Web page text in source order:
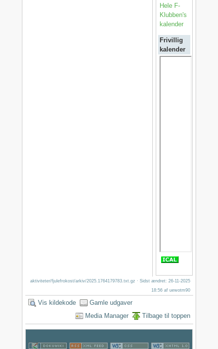
Hele F-
Klubben's
kalender
Frivillig
kalender
aktiviteter/fjulefrokost/arkiv/2025.1764179783.txt.gz · Sidst ændret: 26-11-2025
18:56 afuewotm90
Vis kildekode
Gamle udgaver
Media Manager
Tilbage til toppen